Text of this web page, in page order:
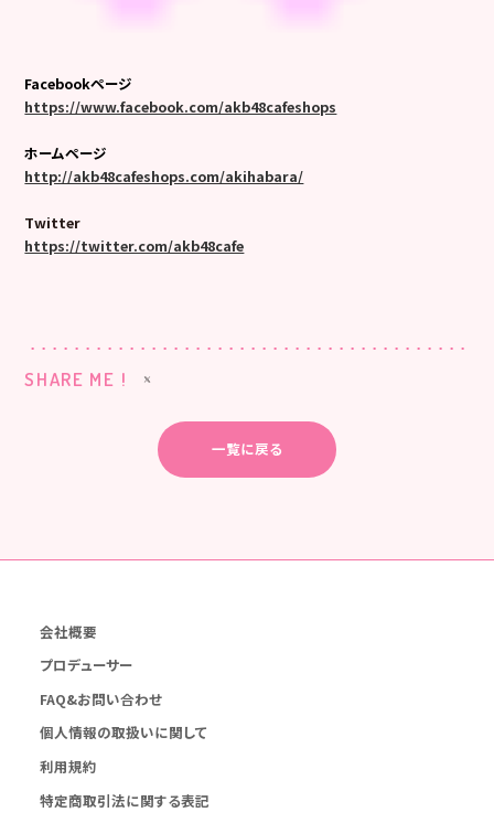
Facebookページ
https://www.facebook.com/akb48cafeshops
ホームページ
http://akb48cafeshops.com/akihabara/
Twitter
https://twitter.com/akb48cafe
SHARE ME !
一覧に戻る
会社概要
プロデューサー
FAQ&お問い合わせ
個人情報の取扱いに関して
利用規約
特定商取引法に関する表記